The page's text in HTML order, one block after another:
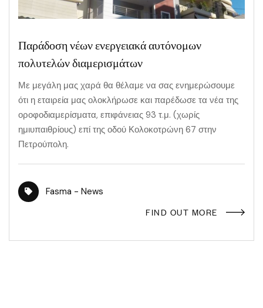
Παράδοση νέων ενεργειακά αυτόνομων
πολυτελών διαμερισμάτων
Με μεγάλη μας χαρά θα θέλαμε να σας ενημερώσουμε
ότι η εταιρεία μας ολοκλήρωσε και παρέδωσε τα νέα της
οροφοδιαμερίσματα, επιφάνειας 93 τ.μ. (χωρίς
ημιυπαιθρίους) επί της οδού Κολοκοτρώνη 67 στην
Πετρούπολη.
Fasma - News
FIND OUT MORE